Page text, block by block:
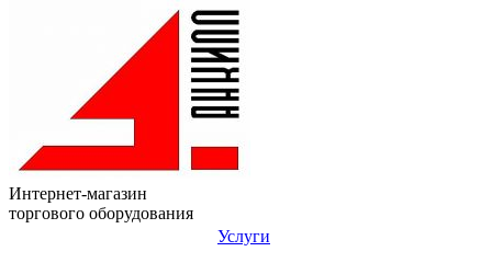
Интернет-магазин
торгового оборудования
Услуги